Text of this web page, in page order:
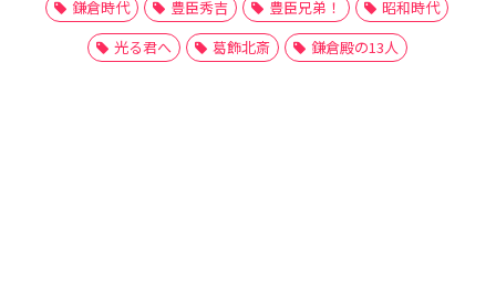
鎌倉時代
豊臣秀吉 豊臣兄弟！
昭和時代
光る君へ
葛飾北斎 鎌倉殿の13人